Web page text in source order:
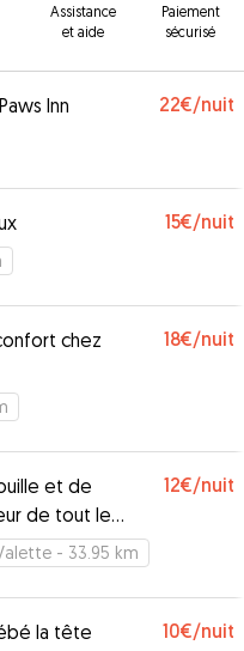
Assistance
et aide
Paiement
sécurisé
Inn 22€/nuit
15€/nuit
chez
18€/nuit
et de
de tout le
12€/nuit
- 33.95 km
la tête
10€/nuit